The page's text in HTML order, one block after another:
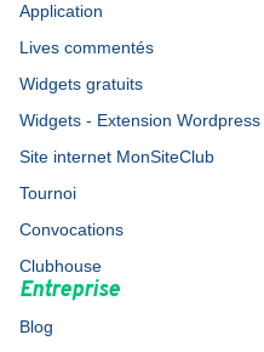
Application
Lives commentés
Widgets gratuits
Widgets - Extension Wordpress
Site internet MonSiteClub
Tournoi
Convocations
Clubhouse
Entreprise
Blog